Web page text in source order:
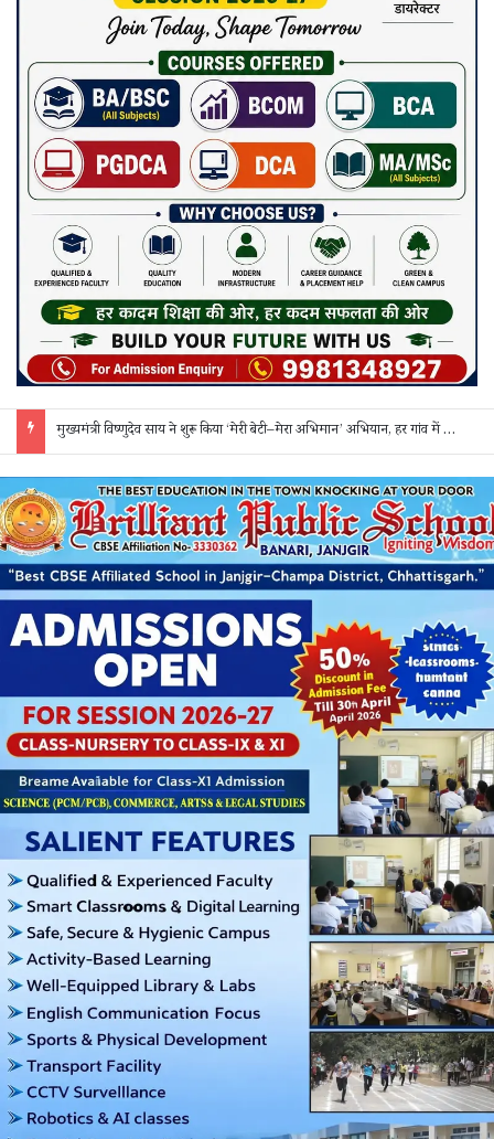
मुख्यमंत्री विष्णुदेव साय ने शुरू किया ‘मेरी बेटी–मेरा अभिमान’ अभियान, हर गांव में मुक्तिधाम और हर स्कूल में बालिका शौचालय